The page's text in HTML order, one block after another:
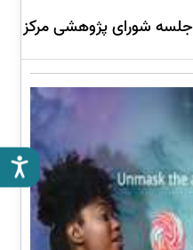
جلسه شورای پژوهشی مرکز